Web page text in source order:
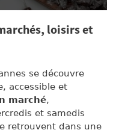
loisirs et
se découvre
accessible et
marché,
et samedis
retrouvent dans une